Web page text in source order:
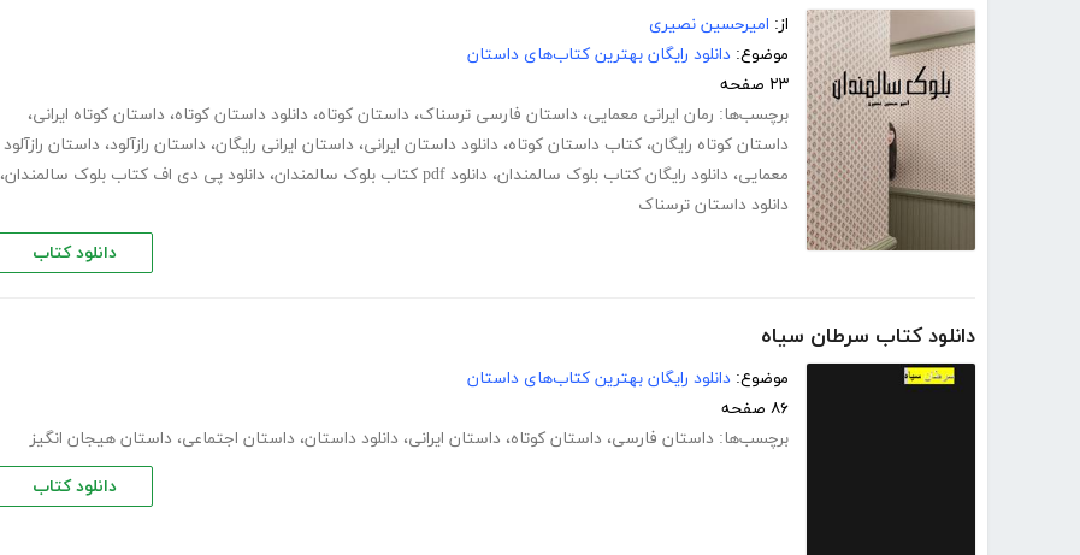
از: امیرحسین نصیری
موضوع: دانلود رایگان بهترین کتاب‌های داستان
۲۳ صفحه
برچسب‌ها: رمان ایرانی معمایی، داستان فارسی ترسناک، داستان کوتاه، دانلود داستان کوتاه، داستان کوتاه ایرانی،
داستان کوتاه رایگان، کتاب داستان کوتاه، دانلود داستان ایرانی، داستان ایرانی رایگان، داستان رازآلود، داستان رازآلود
معمایی، دانلود رایگان کتاب بلوک سالمندان، دانلود pdf کتاب بلوک سالمندان ، دانلود پی دی اف کتاب بلوک سالمندان،
دانلود داستان ترسناک
دانلود کتاب
دانلود کتاب سرطان سیاه
موضوع: دانلود رایگان بهترین کتاب‌های داستان
۸۶ صفحه
برچسب‌ها: داستان فارسی، داستان کوتاه، داستان ایرانی، دانلود داستان، داستان اجتماعی، داستان هیجان انگیز
دانلود کتاب